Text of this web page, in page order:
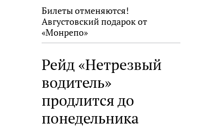
Билеты отменяются!
Августовский подарок от
«Монрепо»
Рейд «Нетрезвый
водитель»
продлится до
понедельника